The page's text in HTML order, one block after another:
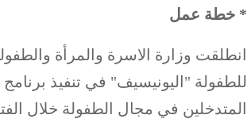
* خطة عمل
انطلقت وزارة الاسرة والمرأة
للطفولة "اليونيسيف" في تنفيذ
المتدخلين في مجال الطفولة خلال الفترة الممتدّة